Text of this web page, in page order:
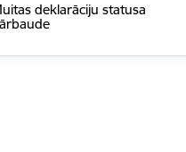
deklarāciju statusa